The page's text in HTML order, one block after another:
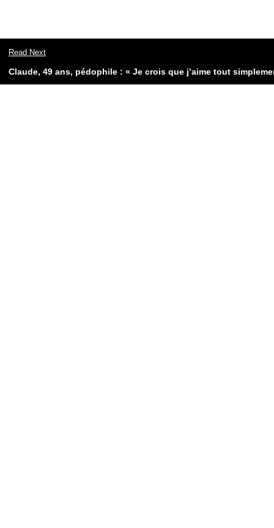
Read Next
Claude, 49 ans, pédophile : « Je crois que j’aime tout